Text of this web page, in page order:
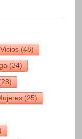
Vicios(48)
(34)
(25)